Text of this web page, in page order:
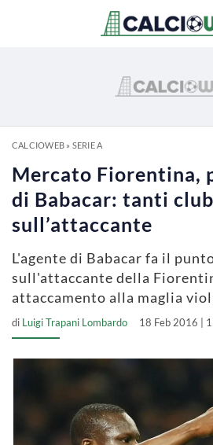
CALCIOWEB» SERIE A
Mercato Fiorentina,
di Babacar: tanti club
sull’attaccante
L'agente di Babacar fa il
sull'attaccante della
attaccamento alla maglia
di Luigi Trapani Lombardo 18 Feb 2016 |